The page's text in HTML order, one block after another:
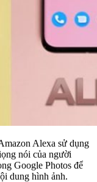
Alexa sử dụng
nói của người
Google Photos để
dung hình ảnh.